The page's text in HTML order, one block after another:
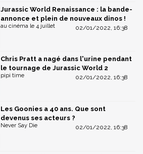
Jurassic World Renaissance : la bande-
annonce et plein de nouveaux dinos !
02/01/2022, 16:38
au cinéma le 4 juillet
Chris Pratt a nagé dans l'urine pendant
le tournage de Jurassic World 2
02/01/2022, 16:38
pipi time
Les Goonies a 40 ans. Que sont
devenus ses acteurs ?
02/01/2022, 16:38
Never Say Die